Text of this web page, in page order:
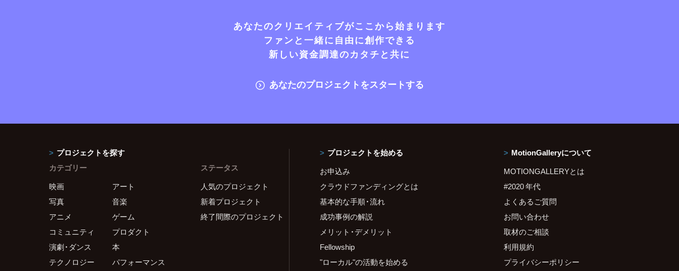
あなたのクリエイティブがここから始まります
ファンと一緒に自由に創作できる
新しい資金調達のカタチと共に
あなたのプロジェクトをスタートする
プロジェクトを探す
カテゴリー
映画
アート
写真
音楽
アニメ
ゲーム
コミュニティ
プロダクト
演劇・ダンス
本
テクノロジー
パフォーマンス
ステータス
人気のプロジェクト
新着プロジェクト
終了間際のプロジェクト
プロジェクトを始める
お申込み
クラウドファンディングとは
基本的な手順・流れ
成功事例の解説
メリット・デメリット
Fellowship
"ローカル"の活動を始める
MotionGalleryについて
MOTIONGALLERYとは
#2020 年代
よくあるご質問
お問い合わせ
取材のご相談
利用規約
プライバシーポリシー